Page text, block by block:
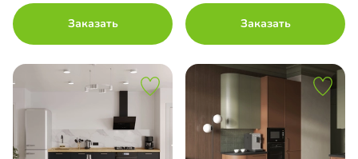
Заказать Заказать